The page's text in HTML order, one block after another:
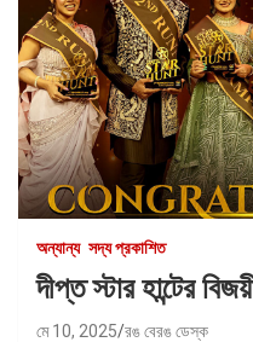
অন্যান্য সদ্য প্রকাশিত
দীপ্ত স্টার হান্টের
মে 10, 2025 রঙ বেরঙ ডেস্ক